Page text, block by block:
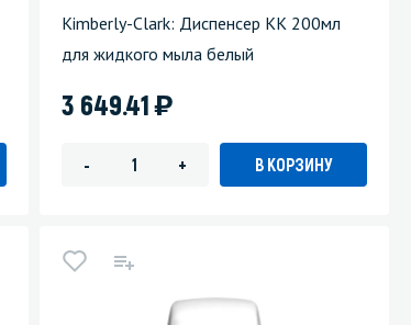
Kimberly-Clark: Диспенсер КК 200мл
для жидкого мыла белый
3 649.41)
- + В КОРЗИНУ